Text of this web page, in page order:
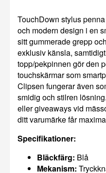
TouchDown stylus
och modern design i en
sitt gummerade grepp
exklusiv känsla,
topp/pekpinnen gör den
touchskärmar som
Clipsen fungerar även
smidig och stilren
eller giveaways vid
ditt varumärke får
Specifikationer:
Bläckfärg: Blå
Mekanism: